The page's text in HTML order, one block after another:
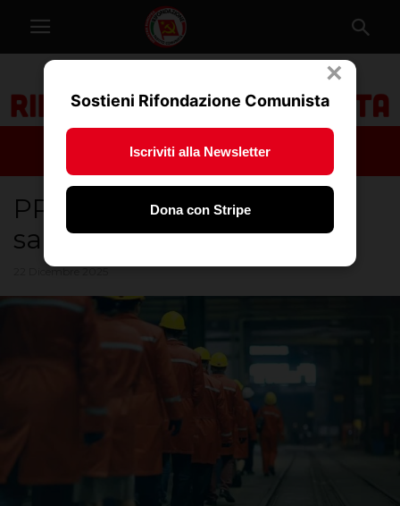
PRC: Governo fascista per
salari di merda
×
Sostieni Rifondazione Comunista
Iscriviti alla Newsletter
Dona con Stripe